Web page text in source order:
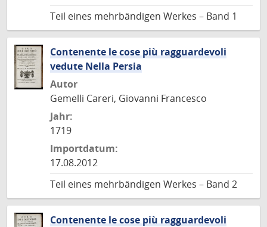
Teil eines mehrbändigen Werkes – Band 1
Contenente le cose più ragguardevoli
vedute Nella Persia
Autor
Gemelli Careri, Giovanni Francesco
Jahr:
1719
Importdatum:
17.08.2012
Teil eines mehrbändigen Werkes – Band 2
Contenente le cose più ragguardevoli